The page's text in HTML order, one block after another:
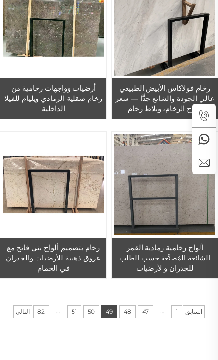
رخام فولاكاس الأبيض الطبيعي
عالي الجودة والشائع جدًّا — سعر
ألواح الرخام، وبلاط رخام
فولاكاس للأعمال الداخلية مثل
أرضيات وواجهات رخامية من
رخام صقلية الرمادي ويليام للفيلا
الداخلية
ألواح رخامية رمادية القمر
الشائعة المُصنَّعة حسب الطلب
للجدران والأرضيات
رخام بتصميم ألواح بني فاتح مع
عروق ذهبية للأرضيات والجدران
في الحمام
السابق 1
...
47
48
49
50
51
...
82 التالي